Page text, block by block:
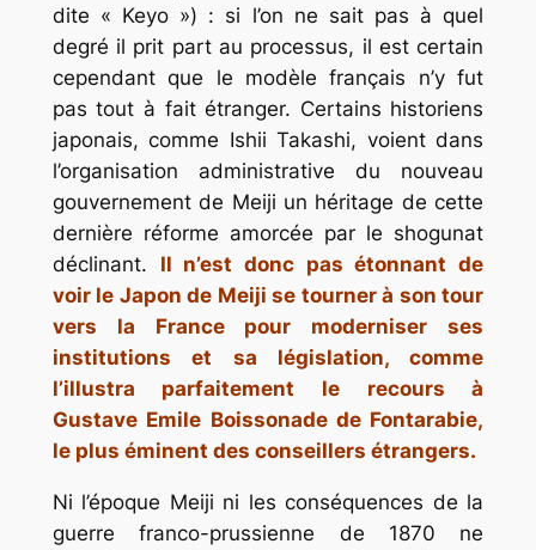
dite « Keyo ») : si l’on ne sait pas à quel
degré il prit part au processus, il est certain
cependant que le modèle français n’y fut
pas tout à fait étranger. Certains historiens
japonais, comme Ishii Takashi, voient dans
l’organisation administrative du nouveau
gouvernement de Meiji un héritage de cette
dernière réforme amorcée par le shogunat
déclinant. Il n’est donc pas étonnant de
voir le Japon de Meiji se tourner à son tour
vers la France pour moderniser ses
institutions et sa législation, comme
l’illustra parfaitement le recours à
Gustave Emile Boissonade de Fontarabie,
le plus éminent des conseillers étrangers.
Ni l’époque Meiji ni les conséquences de la
guerre franco-prussienne de 1870 ne